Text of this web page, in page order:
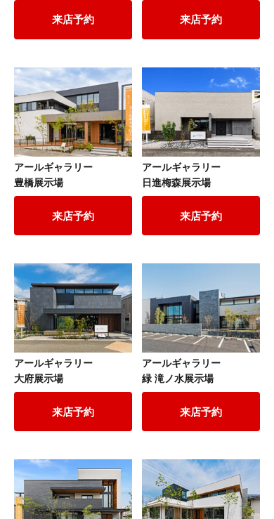
来店予約 来店予約
アールギャラリー
豊橋展示場
来店予約
アールギャラリー
日進梅森展示場
来店予約
アールギャラリー
大府展示場
来店予約
アールギャラリー
緑 滝ノ水展示場
来店予約